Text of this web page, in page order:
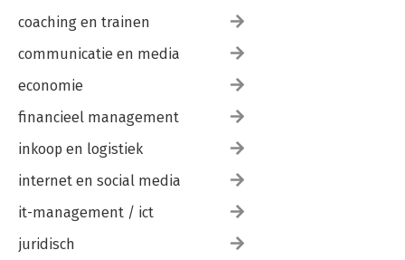
coaching en trainen
communicatie en media
economie
financieel management
inkoop en logistiek
internet en social media
it-management / ict
juridisch